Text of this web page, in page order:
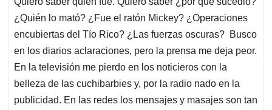
s
A
p
p
b
o
o
k
e
d
I
n
l
a
d
s
¿Quién lo mató? ¿Fue el ratón Mickey? ¿Operaciones
encubiertas del Tío Rico? ¿Las fuerzas oscuras? Busco
en los diarios aclaraciones, pero la prensa me deja peor.
En la televisión me pierdo en los noticieros con la
belleza de las cuchibarbies y, por la radio nado en la
publicidad. En las redes los mensajes y masajes son tan